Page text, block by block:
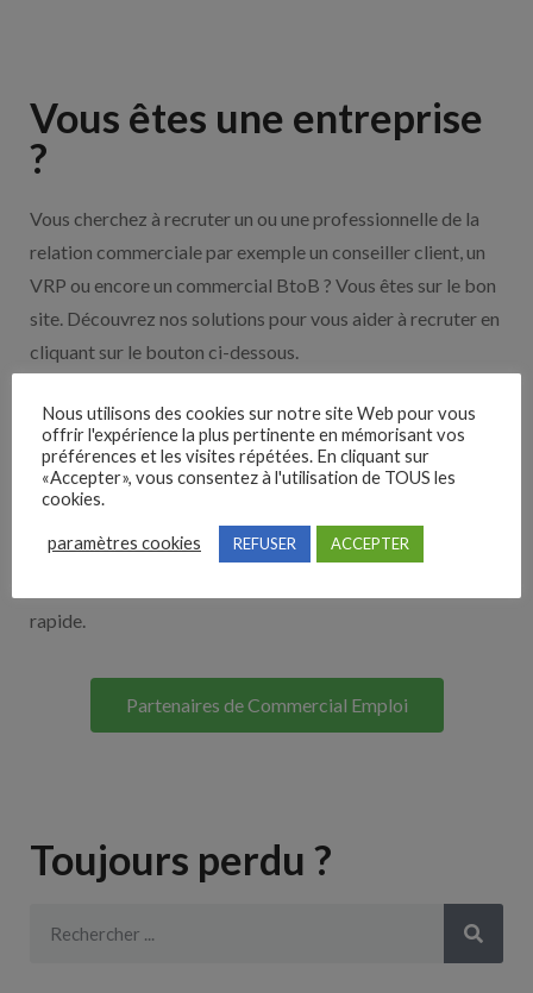
Vous êtes une entreprise
?
Vous cherchez à recruter un ou une professionnelle de la
relation commerciale par exemple un conseiller client, un
VRP ou encore un commercial BtoB ? Vous êtes sur le bon
site. Découvrez nos solutions pour vous aider à recruter en
cliquant sur le bouton ci-dessous.
Nos solutions entreprises
Découvrez nos partenaires ! Moteurs de recherches,
multidiffuseurs, sites payant… nombreux sont nos
partenaires. Si vous travaillez avec un ATS nous avons
rapide.
Partenaires de Commercial Emploi
Toujours perdu ?
Nous utilisons des cookies sur notre site Web pour vous
offrir l'expérience la plus pertinente en mémorisant vos
préférences et les visites répétées. En cliquant sur
«Accepter», vous consentez à l'utilisation de TOUS les
cookies.
paramètres cookies REFUSER ACCEPTER